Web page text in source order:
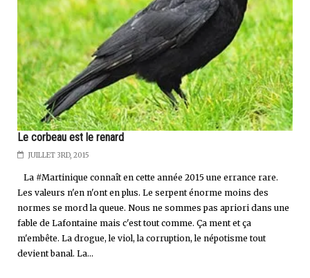
Le corbeau est le renard
JUILLET 3RD, 2015
La #Martinique connaît en cette année 2015 une errance rare.
Les valeurs n'en n'ont en plus. Le serpent énorme moins des
normes se mord la queue. Nous ne sommes pas apriori dans une
fable de Lafontaine mais c'est tout comme. Ça ment et ça
m'embête. La drogue, le viol, la corruption, le népotisme tout
devient banal. La...